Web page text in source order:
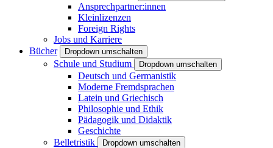
Ansprechpartner:innen
Kleinlizenzen
Foreign Rights
Jobs und Karriere
Bücher
Dropdown umschalten
Schule und Studium Dropdown umschalten
Deutsch und Germanistik
Moderne Fremdsprachen
Latein und Griechisch
Philosophie und Ethik
Pädagogik und Didaktik
Geschichte
Belletristik
Dropdown umschalten